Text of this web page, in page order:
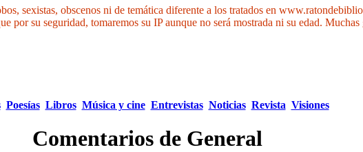
sexistas, obscenos ni de temática diferente a los tratados en
por su seguridad, tomaremos su IP aunque no será mostrada ni su edad.
Poesías Libros Música y cine Entrevistas Noticias Revista Visiones
Comentarios de General